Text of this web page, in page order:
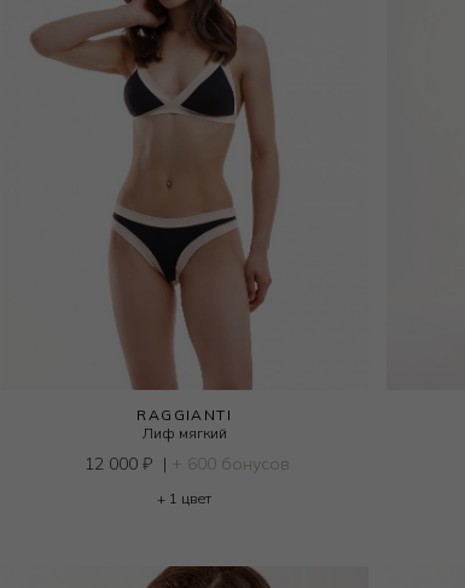
RAGGIANTI
Лиф мягкий
12 000₽ | + 600 бонусов
+ 1 цвет